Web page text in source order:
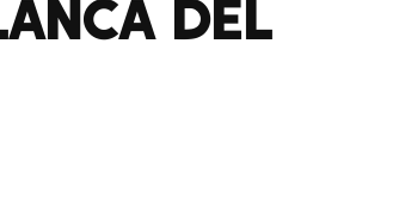
DEL